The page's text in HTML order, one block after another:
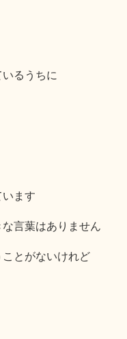
るうちに
ます
言葉はありません
とがないけれど